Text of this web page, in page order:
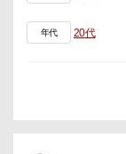
年代 20代